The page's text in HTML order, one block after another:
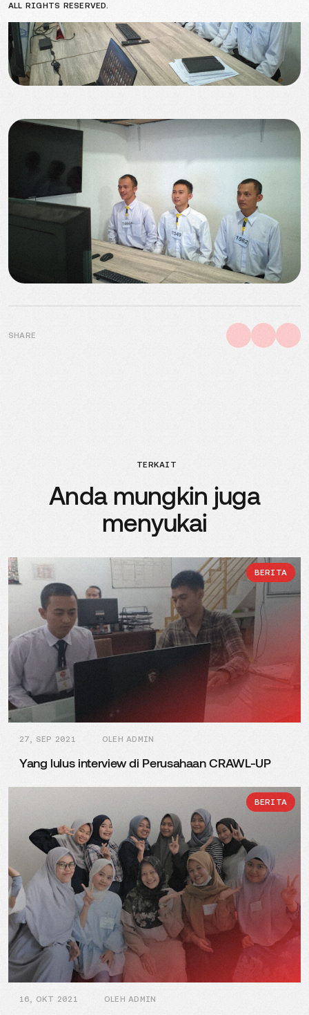
ALL RIGHTS RESERVED.
SHARE
TERKAIT
Anda mungkin juga
menyukai
BERITA
27, SEP 2021 OLEH ADMIN
Yang lulus interview di Perusahaan CRAWL-UP
BERITA
16, OKT 2021 OLEH ADMIN